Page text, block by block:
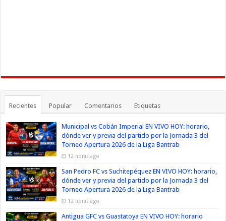
Recientes Popular Comentarios Etiquetas
Municipal vs Cobán Imperial EN VIVO HOY: horario,
dónde ver y previa del partido por la Jornada 3 del
Torneo Apertura 2026 de la Liga Bantrab
12 horas ago
San Pedro FC vs Suchitepéquez EN VIVO HOY: horario,
dónde ver y previa del partido por la Jornada 3 del
Torneo Apertura 2026 de la Liga Bantrab
12 horas ago
Antigua GFC vs Guastatoya EN VIVO HOY: horario